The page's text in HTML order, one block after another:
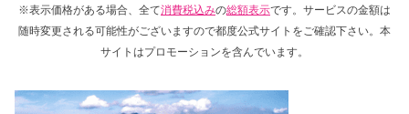
※表示価格がある場合、全て消費税込みの総額表示です。サービスの金額は
随時変更される可能性がございますので都度公式サイトをご確認下さい。本
サイトはプロモーションを含んでいます。